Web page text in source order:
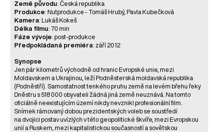
Země původu: Česká republika
Produkce: Nutprodukce - Tomáš Hrubý, Pavla Kubečková
Kamera: Lukáš Kokeš
Délka filmu: 70 min
Fáze vývoje: post-produkce
Předpokládaná premiéra: září 2012
Synopse
Jen pár kilometrů východně od hranic Evropské unie, mezi
Moldavskem a Ukrajinou, leží Podněsterská moldavská republika
(Podněstří). Samostatnost tenkého pruhu země na levém břehu řeky
Dněstru s 518 000 obyvateli žádná jiná země neuznává. Na tomto
oficiálně neexistujícím území nikdy nevznikl profesionální film.
Snímek rámovaný dobou prezidentských voleb se soustředí
na dvojici postav uvízlých v této geopolitické škvíře, mezi Evropskou
unií a Ruskem, mezi kapitalistickou současností a sovětskou